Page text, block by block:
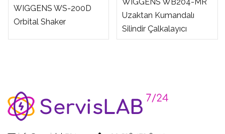
WIGGENS WS-200D
Orbital Shaker
Uzaktan Kumandalı
Silindir Çalkalayıcı